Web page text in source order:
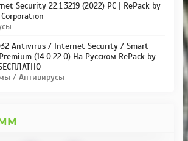
Security 22.1.3219 (2022) PC | RePack by
Antivirus / Internet Security / Smart
(14.0.22.0) На Русском RePack by
/ Антивирусы